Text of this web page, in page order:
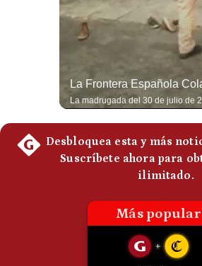
Privacidad
De
Cookies